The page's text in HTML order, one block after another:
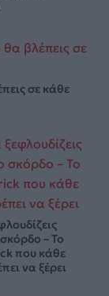
σε κάθε
– Το
που κάθε
να ξέρει